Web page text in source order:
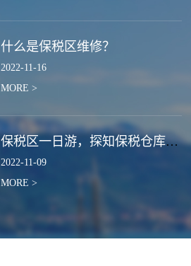
什么是保税区维修？
2022-11-16
MORE >
保税区一日游，探知保税仓库的作用
2022-11-09
MORE >